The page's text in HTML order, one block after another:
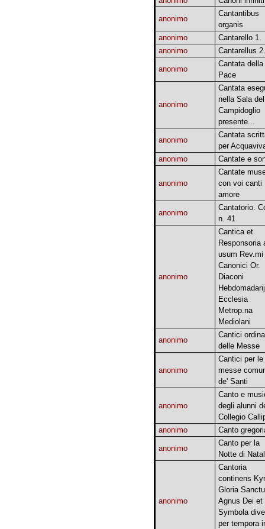
anonimo
Cantantibus
organis
anonimo
Cantarello 1.
anonimo
Cantarellus 2.
anonimo
Cantata della
Pace
anonimo
Cantata
nella Sala del
Campidoglio
presente...
anonimo
Cantata
per
anonimo
Cantate e
anonimo
Cantate
con voi canti
amore
anonimo
Cantatorio.
n. 41
anonimo
Cantica et
Responsoria
usum Rev.mi
Canonici Or.
Diaconi
Ecclesia
Metrop.na
Mediolani
anonimo
Cantici
delle Messe
anonimo
Cantici per le
messe
de' Santi
anonimo
Canto e
degli alunni
Collegio
anonimo
Canto
anonimo
Canto per la
Notte di
anonimo
Cantoria
continens
Gloria
Agnus Dei et
Symbola
per tempora